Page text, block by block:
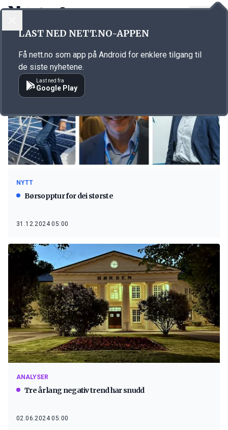
Emne: Statt Torsk
NYTT
Børsopptur for dei største
31.12.2024 05:00
ANALYSER
Tre år lang negativ trend har snudd
02.06.2024 05:00
LAST NED NETT.NO-APPEN
Få nett.no som app på Android for enklere tilgang til
de siste nyhetene.
Last ned fra
Google Play